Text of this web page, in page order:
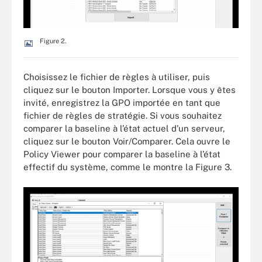
Figure 2.
Choisissez le fichier de règles à utiliser, puis
cliquez sur le bouton Importer. Lorsque vous y êtes
invité, enregistrez la GPO importée en tant que
fichier de règles de stratégie. Si vous souhaitez
comparer la baseline à l’état actuel d’un serveur,
cliquez sur le bouton Voir/Comparer. Cela ouvre le
Policy Viewer pour comparer la baseline à l’état
effectif du système, comme le montre la Figure 3.